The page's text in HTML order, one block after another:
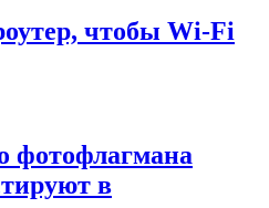
чтобы Wi-Fi
фотофлагмана
в